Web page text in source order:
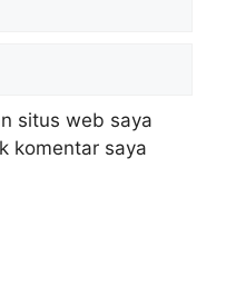
situs web saya
komentar saya